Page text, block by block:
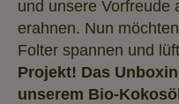
und unsere Vorfreude
erahnen. Nun
Folter spannen und
Projekt! Das
unserem Bio-